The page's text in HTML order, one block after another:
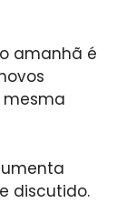
amanhã é
discutido.